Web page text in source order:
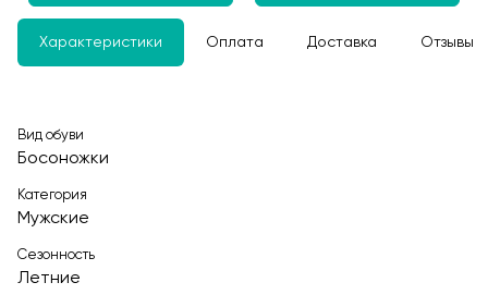
Характеристики Оплата Доставка Отзывы
Вид обуви
Босоножки
Категория
Мужские
Сезонность
Летние